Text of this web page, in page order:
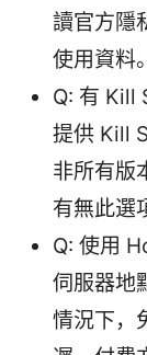
讀官方隱
使用資料。
Q: 有 Kill
提供 Kill
非所有版
有無此選
Q: 使用
伺服器地
情況下，